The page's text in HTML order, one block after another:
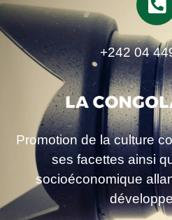
+242 04
Promotion de la culture
ses facettes ainsi
socioéconomique